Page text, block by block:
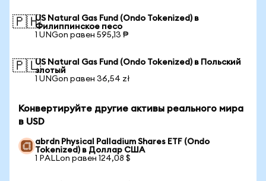
🇵🇭US Natural Gas Fund (Ondo Tokenized) в
Филиппинское песо
1 UNGon равен 595,13 ₱
🇵🇱US Natural Gas Fund (Ondo Tokenized) в Польский
злотый
1 UNGon равен 36,54 zł
Конвертируйте другие активы реального мира
в USD
abrdn Physical Palladium Shares ETF (Ondo
Tokenized) в Доллар США
1 PALLon равен 124,08 $